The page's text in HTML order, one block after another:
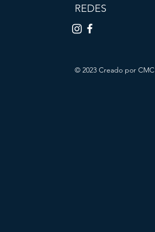
REDES
© 2023 Creado por CMC